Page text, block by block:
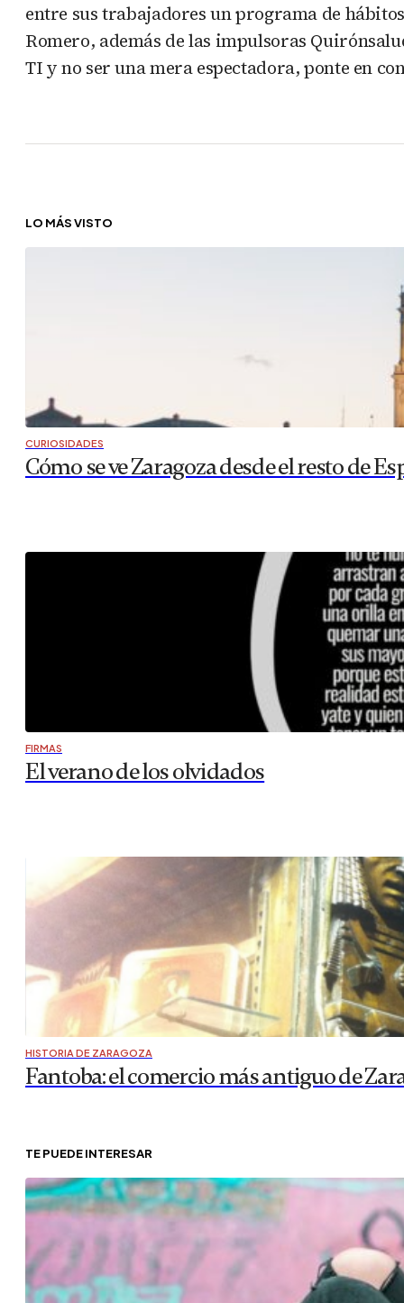
entre sus trabajadores un programa de
Romero, además de las impulsoras
TI y no ser una mera espectadora, ponte en
LO MÁS VISTO
CURIOSIDADES
Cómo se ve Zaragoza desde el resto de
FIRMAS
El verano de los olvidados
HISTORIA DE ZARAGOZA
Fantoba: el comercio más antiguo de
TE PUEDE INTERESAR